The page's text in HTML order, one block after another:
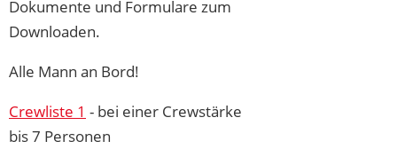
Dokumente und Formulare zum
Downloaden.
Alle Mann an Bord!
Crewliste 1 - bei einer Crewstärke
bis 7 Personen